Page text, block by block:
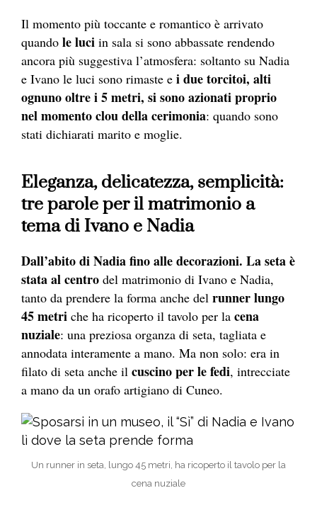
Il momento più toccante e romantico è arrivato
quando le luci in sala si sono abbassate rendendo
ancora più suggestiva l’atmosfera: soltanto su Nadia
e Ivano le luci sono rimaste e i due torcitoi, alti
ognuno oltre i 5 metri, si sono azionati proprio
nel momento clou della cerimonia: quando sono
stati dichiarati marito e moglie.
Eleganza, delicatezza, semplicità:
tre parole per il matrimonio a
tema di Ivano e Nadia
Dall’abito di Nadia fino alle decorazioni. La seta è
stata al centro del matrimonio di Ivano e Nadia,
tanto da prendere la forma anche del runner lungo
45 metri che ha ricoperto il tavolo per la cena
nuziale: una preziosa organza di seta, tagliata e
annodata interamente a mano. Ma non solo: era in
filato di seta anche il cuscino per le fedi, intrecciate
a mano da un orafo artigiano di Cuneo.
Un runner in seta, lungo 45 metri, ha ricoperto il tavolo per la
cena nuziale